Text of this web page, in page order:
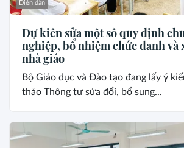
Diễn đàn
Dự kiến sửa một số quy định
nghiệp, bổ nhiệm chức danh và
nhà giáo
Bộ Giáo dục và Đào tạo đang lấy ý
thảo Thông tư sửa đổi, bổ sung...